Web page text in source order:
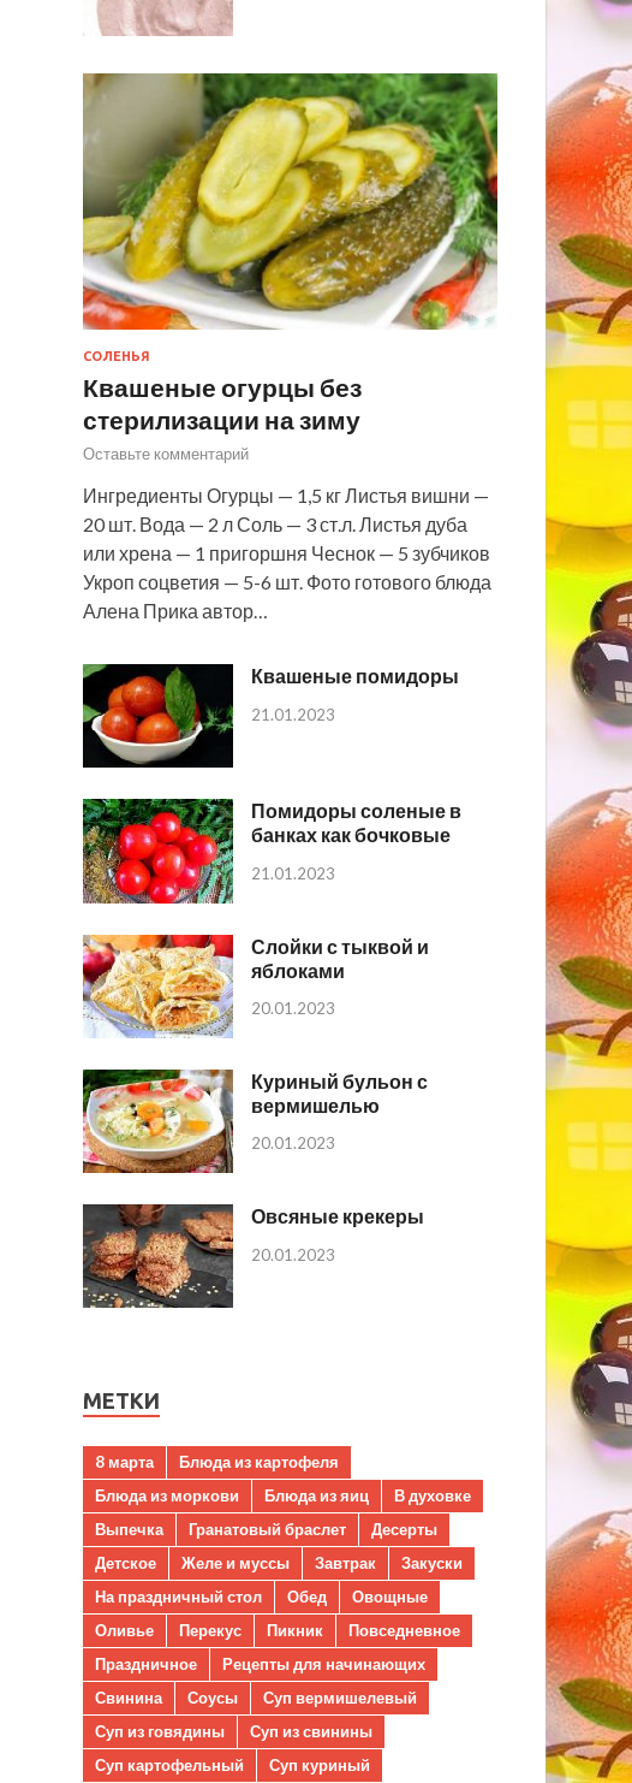
СОЛЕНЬЯ
Квашеные огурцы без
стерилизации на зиму
Оставьте комментарий
Ингредиенты Огурцы — 1,5 кг Листья вишни —
20 шт. Вода — 2 л Соль — 3 ст.л. Листья дуба
или хрена — 1 пригоршня Чеснок — 5 зубчиков
Укроп соцветия — 5-6 шт. Фото готового блюда
Алена Прика автор…
Квашеные помидоры
21.01.2023
Помидоры соленые в
банках как бочковые
21.01.2023
Слойки с тыквой и
яблоками
20.01.2023
Куриный бульон с
вермишелью
20.01.2023
Овсяные крекеры
20.01.2023
МЕТКИ
8 марта
Блюда из картофеля
Блюда из моркови
Блюда из яиц
В духовке
Выпечка
Гранатовый браслет
Десерты
Детское
Желе и муссы Завтрак
Закуски
На праздничный стол
Обед
Овощные
Оливье
Перекус Пикник
Повседневное
Праздничное
Рецепты для начинающих
Свинина
Соусы
Суп вермишелевый
Суп из говядины
Суп из свинины
Суп картофельный
Суп куриный